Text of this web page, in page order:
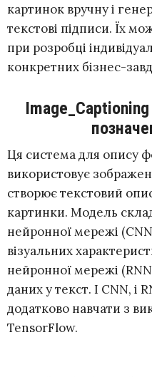
картинок вручну і
текстові підписи. Їх
при розробці
конкретних бізнес-
Ця система для опису
використовує
створює текстовий
картинки. Модель
нейронної мережі
візуальних
нейронної мережі
даних у текст. І CNN, і
додатково навчати з
TensorFlow.